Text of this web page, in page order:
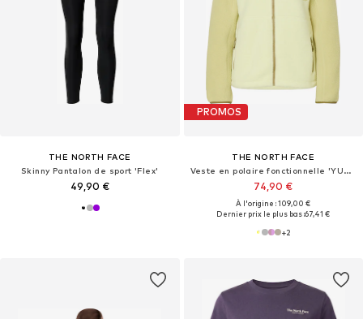
THE NORTH FACE
Skinny Pantalon de sport 'Flex'
49,90 €
PROMOS
THE NORTH FACE
Veste en polaire fonctionnelle 'YUMIORI'
74,90 €
À l'origine : 109,00 €
Dernier prix le plus bas :67,41 €
+2